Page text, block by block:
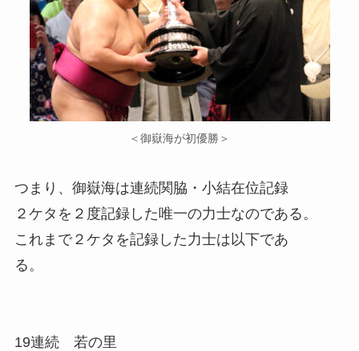
＜御嶽海が初優勝＞
つまり、御嶽海は連続関脇・小結在位記録
２ケタを２度記録した唯一の力士なのである。
これまで２ケタを記録した力士は以下であ
る。
19連続 若の里